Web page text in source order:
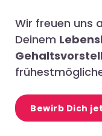
Wir freuen uns
Deinem
Bewirb Dich